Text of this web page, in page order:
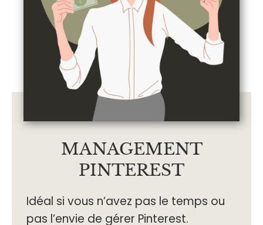
MANAGEMENT
PINTEREST
Idéal si vous n’avez pas le temps ou
pas l’envie de gérer Pinterest.